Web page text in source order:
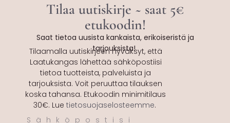
Tilaa uutiskirje ~ saat 5€
etukoodin!
Saat tietoa uusista kankaista, erikoiseristä ja
tarjouksista!
Tilaamalla uutiskirjeen hyväksyt, että
Laatukangas lähettää sähköpostiisi
tietoa tuotteista, palveluista ja
tarjouksista. Voit peruuttaa tilauksen
koska tahansa. Etukoodin minimitilaus
30€. Lue tietosuojaselosteemme.